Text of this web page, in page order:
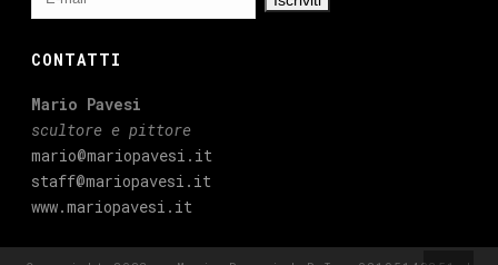
CONTATTI
Mario Pavesi
scultore e pittore
mario@mariopavesi.it
staff@mariopavesi.it
www.mariopavesi.it